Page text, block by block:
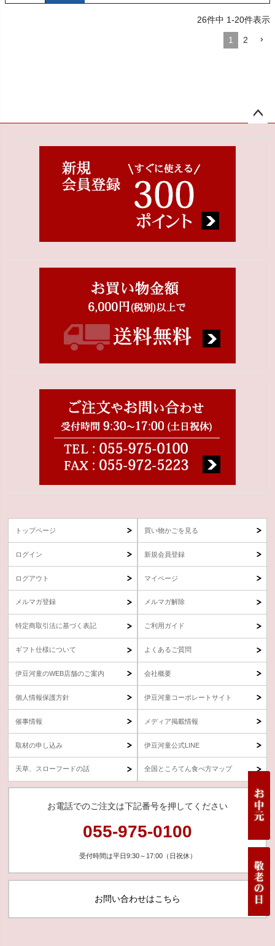
26件中 1-20件表示
1 2
トップページ 買い物かごを見る
ログイン 新規会員登録
ログアウト マイページ
メルマガ登録 メルマガ解除
特定商取引法に基づく表記 ご利用ガイド
ギフト仕様について よくあるご質問
伊豆河童のWEB店舗のご案内 会社概要
個人情報保護方針 伊豆河童コーポレートサイト
催事情報 メディア掲載情報
取材の申し込み 伊豆河童公式LINE
天草、スローフードの話 全国ところてん食べ方マップ
お電話でのご注文は下記番号を押してください
055-975-0100
受付時間は平日9:30～17:00（日祝休）
お問い合わせはこちら